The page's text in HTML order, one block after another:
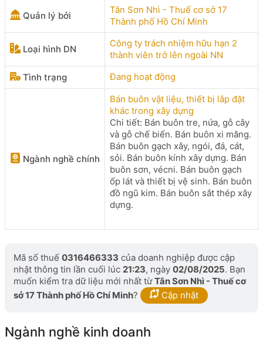
Quản lý bởi
Tân Sơn Nhì - Thuế cơ sở 17
Thành phố Hồ Chí Minh
Loại hình DN
Công ty trách nhiệm hữu hạn 2
thành viên trở lên ngoài NN
Tình trạng
Đang hoạt động
Ngành nghề chính
Bán buôn vật liệu, thiết bị lắp đặt
khác trong xây dựng
Chi tiết: Bán buôn tre, nứa, gỗ cây
và gỗ chế biến. Bán buôn xi măng.
Bán buôn gạch xây, ngói, đá, cát,
sỏi. Bán buôn kính xây dựng. Bán
buôn sơn, vécni. Bán buôn gạch
ốp lát và thiết bị vệ sinh. Bán buôn
đồ ngũ kim. Bán buôn sắt thép xây
dựng.
Mã số thuế 0316466333 của doanh nghiệp được cập
nhật thông tin lần cuối lúc 21:23, ngày 02/08/2025. Bạn
muốn kiểm tra dữ liệu mới nhất từTân Sơn Nhì - Thuế cơ
sở 17 Thành phố Hồ Chí Minh? Cập nhật
Ngành nghề kinh doanh